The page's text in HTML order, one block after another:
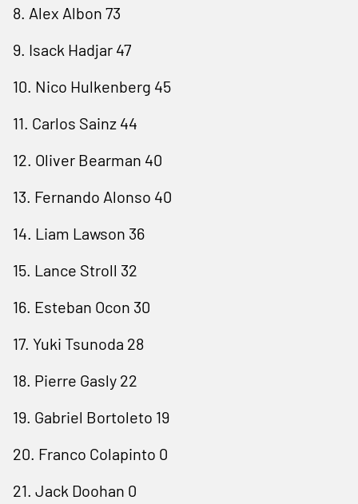
8. Alex Albon 73
9. Isack Hadjar 47
10. Nico Hulkenberg 45
11. Carlos Sainz 44
12. Oliver Bearman 40
13. Fernando Alonso 40
14. Liam Lawson 36
15. Lance Stroll 32
16. Esteban Ocon 30
17. Yuki Tsunoda 28
18. Pierre Gasly 22
19. Gabriel Bortoleto 19
20. Franco Colapinto 0
21. Jack Doohan 0